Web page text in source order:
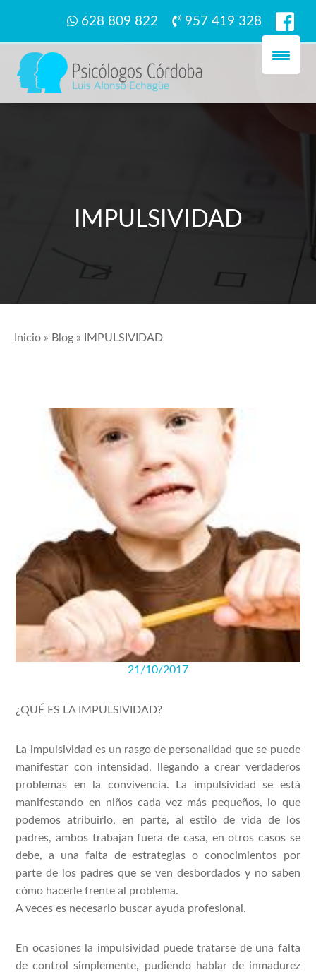
628 809 822 957 419 328
IMPULSIVIDAD
Inicio » Blog » IMPULSIVIDAD
21/10/2017
¿QUÉ ES LA IMPULSIVIDAD?
La impulsividad es un rasgo de personalidad que se puede
manifestar con intensidad, llegando a crear verdaderos
problemas en la convivencia. La impulsividad se está
manifestando en niños cada vez más pequeños, lo que
podemos atribuirlo, en parte, al estilo de vida de los
padres, ambos trabajan fuera de casa, en otros casos se
debe, a una falta de estrategias o conocimientos por
parte de los padres que se ven desbordados y no saben
cómo hacerle frente al problema.
A veces es necesario buscar ayuda profesional.
En ocasiones la impulsividad puede tratarse de una falta
de control simplemente, pudiendo hablar de inmadurez